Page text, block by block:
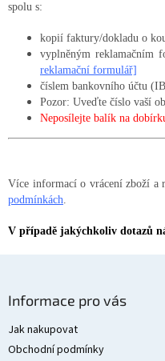
spolu s:
kopií faktury/dokladu o
vyplněným reklamačním
reklamační formulář]
číslem bankovního účtu
Pozor: Uveďte číslo vaší
Neposílejte balík na
Více informací o vrácení zboží a
podmínkách.
V případě jakýchkoliv dotazů
Informace pro vás
Jak nakupovat
Obchodní podmínky